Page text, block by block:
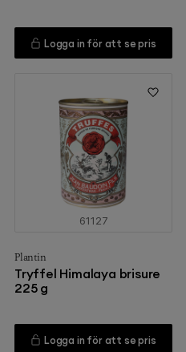
Logga in för att se pris
61127
Plantin
Tryffel Himalaya brisure
225 g
Logga in för att se pris